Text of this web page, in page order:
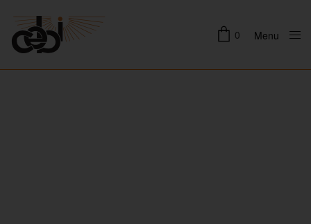
0 Menu